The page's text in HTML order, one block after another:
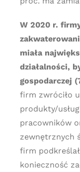
W 2020 r.
miała
działalności,
gospodarczej
firm zwróciło
produkty/
pracowników
zewnętrznych
firm
konieczność